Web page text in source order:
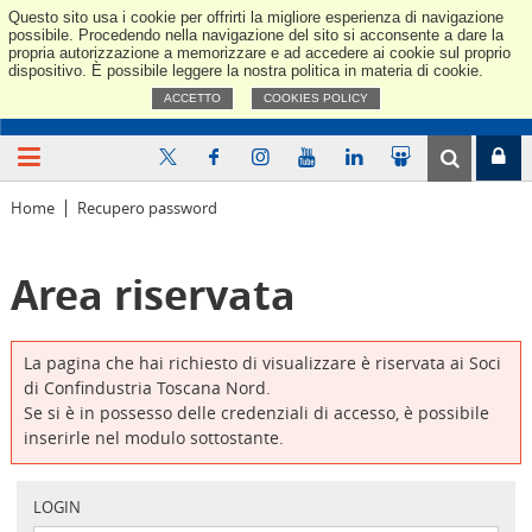
Questo sito usa i cookie per offrirti la migliore esperienza di navigazione
possibile. Procedendo nella navigazione del sito si acconsente a dare la
propria autorizzazione a memorizzare e ad accedere ai cookie sul proprio
dispositivo. È possibile leggere la nostra politica in materia di cookie.
ACCETTO COOKIES POLICY
Home Recupero password
Area riservata
La pagina che hai richiesto di visualizzare è riservata ai Soci
di Confindustria Toscana Nord.
Se si è in possesso delle credenziali di accesso, è possibile
inserirle nel modulo sottostante.
LOGIN